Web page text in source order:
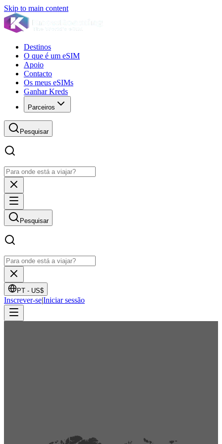
Skip to main content
Destinos
O que é um eSIM
Apoio
Contacto
Os meus eSIMs
Ganhar Kreds
Parceiros
Pesquisar
Pesquisar
PT - US$
Inscrever-se|Iniciar sessão